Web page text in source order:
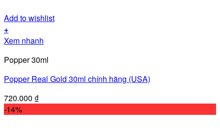
Add to wishlist
+
Xem nhanh
Popper 30ml
Popper Real Gold 30ml chính hãng (USA)
720.000 ₫
-14%